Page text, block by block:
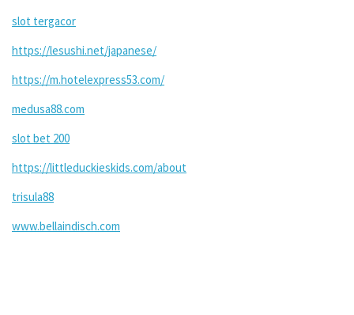
slot tergacor
https://lesushi.net/japanese/
https://m.hotelexpress53.com/
medusa88.com
slot bet 200
https://littleduckieskids.com/about
trisula88
www.bellaindisch.com